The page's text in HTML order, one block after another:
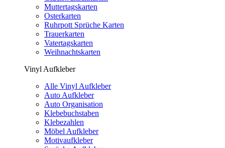
Muttertagskarten
Osterkarten
Ruhrpott Sprüche Karten
Trauerkarten
Vatertagskarten
Weihnachtskarten
Vinyl Aufkleber
Alle Vinyl Aufkleber
Auto Aufkleber
Auto Organisation
Klebebuchstaben
Klebezahlen
Möbel Aufkleber
Motivaufkleber